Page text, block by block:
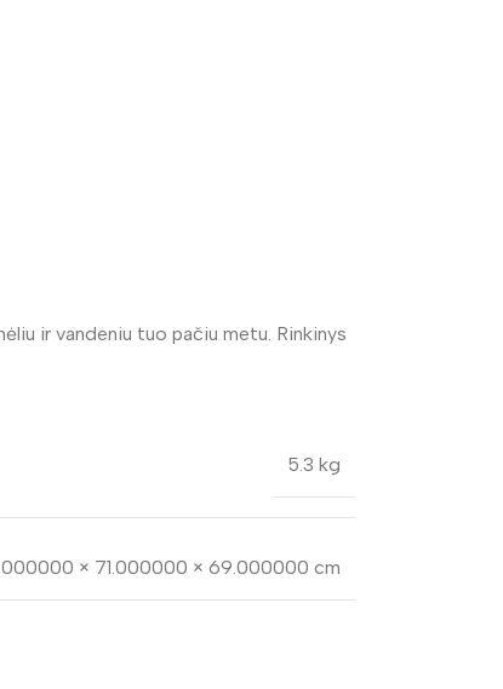
ir vandeniu tuo pačiu metu. Rinkinys
5.3 kg
× 71.000000 × 69.000000 cm